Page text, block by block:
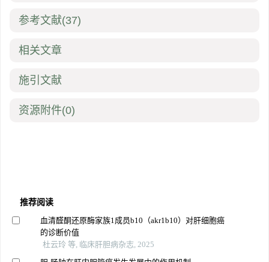
参考文献(37)
相关文章
施引文献
资源附件(0)
推荐阅读
血清醛酮还原酶家族1成员b10（akr1b10）对肝细胞癌
的诊断价值
杜云玲 等, 临床肝胆病杂志, 2025